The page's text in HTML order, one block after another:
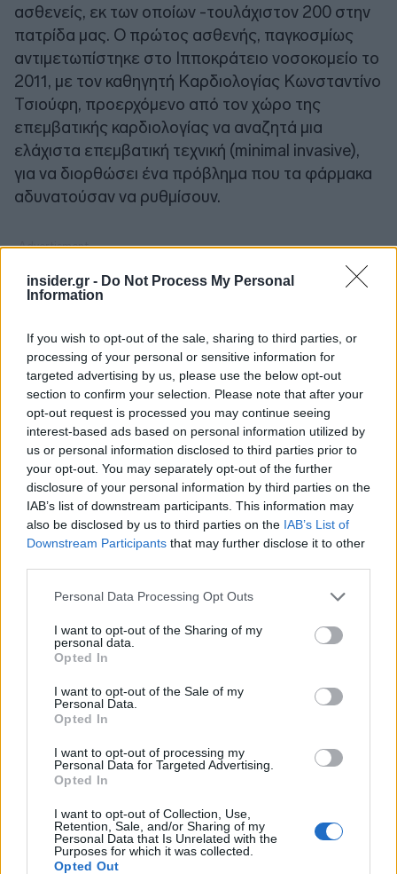
insider.gr - Do Not Process My Personal
Information
If you wish to opt-out of the sale, sharing to third parties, or
processing of your personal or sensitive information for
targeted advertising by us, please use the below opt-out
section to confirm your selection. Please note that after your
opt-out request is processed you may continue seeing
interest-based ads based on personal information utilized by
us or personal information disclosed to third parties prior to
your opt-out. You may separately opt-out of the further
disclosure of your personal information by third parties on the
IAB’s list of downstream participants. This information may
also be disclosed by us to third parties on the IAB’s List of
Downstream Participants that may further disclose it to other
Please note that this website/app uses one or more Google
not limited to your visit or usage behaviour. You may click to
grant or deny consent to Google and its third-party tags to
use your data for below specified purposes in below Google
consent section.
Personal Data Processing Opt Outs
I want to opt-out of the Sharing of my
personal data.
Opted In
I want to opt-out of the Sale of my
Personal Data.
Opted In
I want to opt-out of processing my
Personal Data for Targeted Advertising.
Opted In
I want to opt-out of Collection, Use,
Retention, Sale, and/or Sharing of my
Personal Data that Is Unrelated with the
Purposes for which it was collected.
Opted Out
ασθενείς, εκ των οποίων -τουλάχιστον 200 στην
πατρίδα μας. Ο πρώτος ασθενής, παγκοσμίως
αντιμετωπίστηκε στο Ιπποκράτειο νοσοκομείο το
2011, με τον καθηγητή Καρδιολογίας Κωνσταντίνο
Τσιούφη, προερχόμενο από τον χώρο της
επεμβατικής καρδιολογίας να αναζητά μια
ελάχιστα επεμβατική τεχνική (minimal invasive),
για να διορθώσει ένα πρόβλημα που τα φάρμακα
αδυνατούσαν να ρυθμίσουν.
Τα υπόλοιπα κέντρα, που έχουν αποκτήσει
εμπειρία την τεχνική ablation βρίσκονται κυρίως
στις ΗΠΑ και στη Γερμανία.